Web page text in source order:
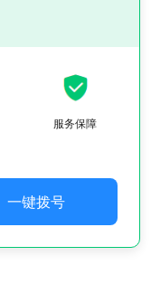
服务保障
一键拨号